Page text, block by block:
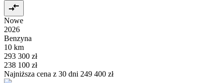
Nowe
2026
Benzyna
10 km
293 300 zł
238 100 zł
Najniższa cena z 30 dni 249 400 zł